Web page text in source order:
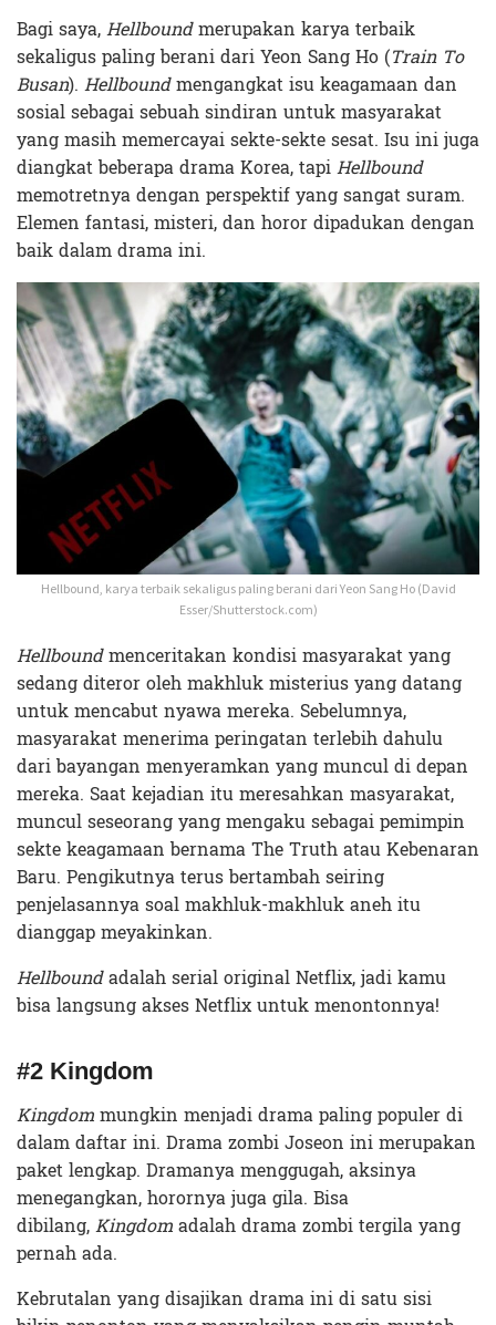
Bagi saya,Hellboundmerupakan karya terbaik
sekaligus paling berani dari Yeon Sang Ho (Train To
Busan). Hellboundmengangkat isu keagamaan dan
sosial sebagai sebuah sindiran untuk masyarakat
yang masih memercayai sekte-sekte sesat. Isu ini juga
diangkat beberapa drama Korea, tapiHellbound
memotretnya dengan perspektif yang sangat suram.
Elemen fantasi, misteri, dan horor dipadukan dengan
baik dalam drama ini.
Hellbound, karya terbaik sekaligus paling berani dari Yeon Sang Ho (David
Esser/Shutterstock.com)
Hellboundmenceritakan kondisi masyarakat yang
sedang diteror oleh makhluk misterius yang datang
untuk mencabut nyawa mereka. Sebelumnya,
masyarakat menerima peringatan terlebih dahulu
dari bayangan menyeramkan yang muncul di depan
mereka. Saat kejadian itu meresahkan masyarakat,
muncul seseorang yang mengaku sebagai pemimpin
sekte keagamaan bernama The Truth atau Kebenaran
Baru. Pengikutnya terus bertambah seiring
penjelasannya soal makhluk-makhluk aneh itu
dianggap meyakinkan.
Hellboundadalah serial original Netflix, jadi kamu
bisa langsung akses Netflix untuk menontonnya!
#2 Kingdom
Kingdommungkin menjadi drama paling populer di
dalam daftar ini. Drama zombi Joseon ini merupakan
paket lengkap. Dramanya menggugah, aksinya
menegangkan, horornya juga gila. Bisa
dibilang,Kingdomadalah drama zombi tergila yang
pernah ada.
Kebrutalan yang disajikan drama ini di satu sisi